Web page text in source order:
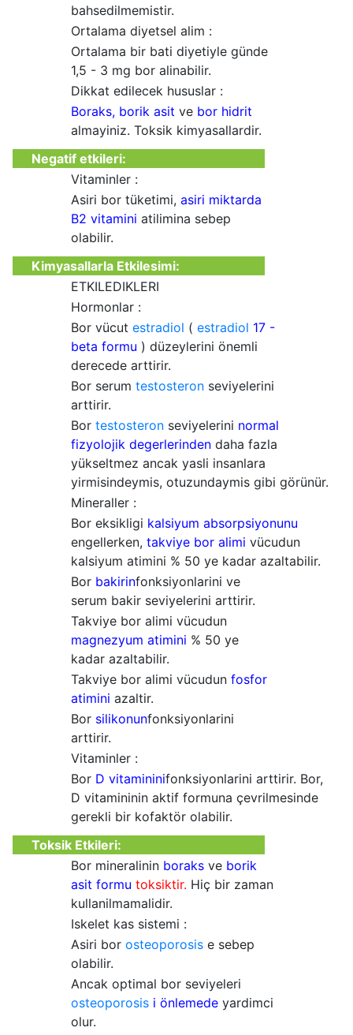
bahsedilmemistir.
Ortalama diyetsel alim :
Ortalama bir bati diyetiyle günde
1,5 - 3 mg bor alinabilir.
Dikkat edilecek hususlar :
Boraks, borik asit ve bor hidrit
almayiniz. Toksik kimyasallardir.
Negatif etkileri:
Vitaminler :
Asiri bor tüketimi, asiri miktarda
B2 vitamini atilimina sebep
olabilir.
Kimyasallarla Etkilesimi:
ETKILEDIKLERI
Hormonlar :
Bor vücut estradiol ( estradiol 17 -
beta formu ) düzeylerini önemli
derecede arttirir.
Bor serum testosteron seviyelerini
arttirir.
Bor testosteron seviyelerini normal
fizyolojik degerlerinden daha fazla
yükseltmez ancak yasli insanlara
yirmisindeymis, otuzundaymis gibi görünür.
Mineraller :
Bor eksikligi kalsiyum absorpsiyonunu
engellerken, takviye bor alimi vücudun
kalsiyum atimini % 50 ye kadar azaltabilir.
Bor bakirinfonksiyonlarini ve
serum bakir seviyelerini arttirir.
Takviye bor alimi vücudun
magnezyum atimini % 50 ye
kadar azaltabilir.
Takviye bor alimi vücudun fosfor
atimini azaltir.
Bor silikonunfonksiyonlarini
arttirir.
Vitaminler :
Bor D vitamininifonksiyonlarini arttirir. Bor,
D vitamininin aktif formuna çevrilmesinde
gerekli bir kofaktör olabilir.
Toksik Etkileri:
Bor mineralinin boraks ve borik
asit formu toksiktir. Hiç bir zaman
kullanilmamalidir.
Iskelet kas sistemi :
Asiri bor osteoporosis e sebep
olabilir.
Ancak optimal bor seviyeleri
osteoporosis i önlemede yardimci
olur.